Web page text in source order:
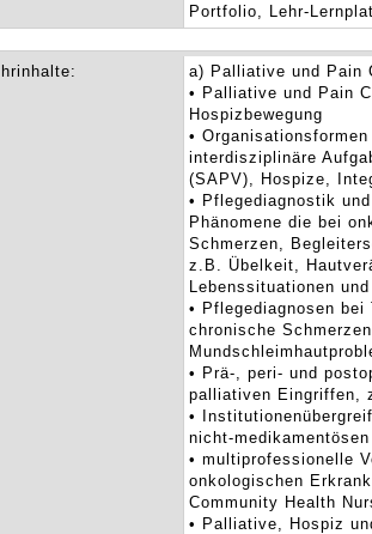
Portfolio, Lehr-
a) Palliative und Pain
• Palliative und Pain
Hospizbewegung
•
interdisziplinäre
(SAPV), Hospize,
• Pflegediagnostik
Phänomene die bei
Schmerzen,
z.B. Übelkeit,
Lebenssituationen
• Pflegediagnosen
chronische
• Prä-, peri- und
palliativen Eingriffen,
•
nicht-
• multiprofessionelle
onkologischen
Community Health
• Palliative, Hospiz